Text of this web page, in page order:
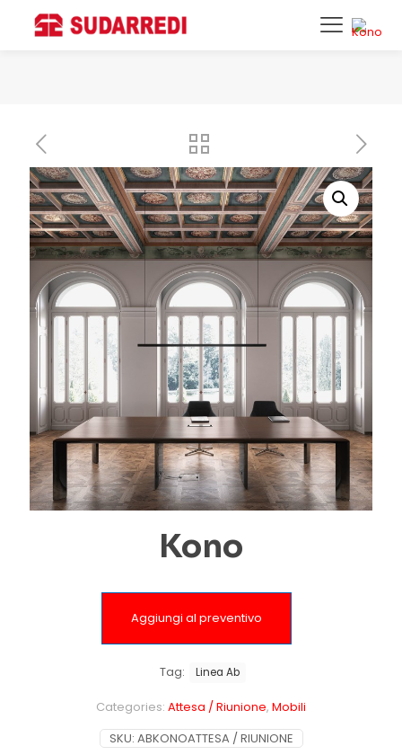
Kono
Aggiungi al preventivo
SKU: ABKONOATTESA / RIUNIONE
Categories: Attesa / Riunione, Mobili
Tag: Linea Ab